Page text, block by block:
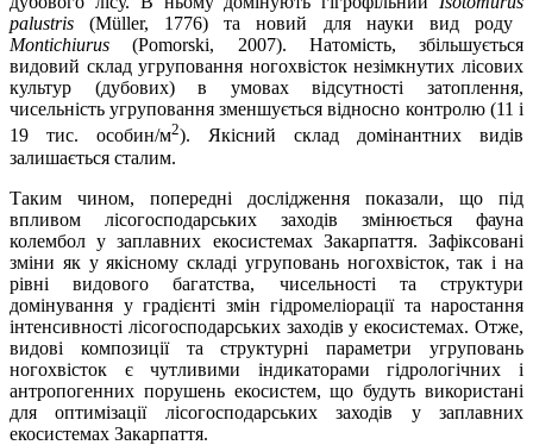
palustris (Müller, 1776) та новий для науки вид роду
Montichiurus (Pomorski, 2007). Натомість, збільшується
видовий склад угруповання ногохвісток незімкнутих лісових
культур (дубових) в умовах відсутності затоплення,
чисельність угруповання зменшується відносно контролю (11 і
19 тис. особин/м2). Якісний склад домінантних видів
залишається сталим.
Таким чином, попередні дослідження показали, що під
впливом лісогосподарських заходів змінюється фауна
колембол у заплавних екосистемах Закарпаття. Зафіксовані
зміни як у якісному складі угруповань ногохвісток, так і на
рівні видового багатства, чисельності та структури
домінування у градієнті змін гідромеліорації та наростання
інтенсивності лісогосподарських заходів у екосистемах. Отже,
видові композиції та структурні параметри угруповань
ногохвісток є чутливими індикаторами гідрологічних і
антропогенних порушень екосистем, що будуть використані
для оптимізації лісогосподарських заходів у заплавних
екосистемах Закарпаття.